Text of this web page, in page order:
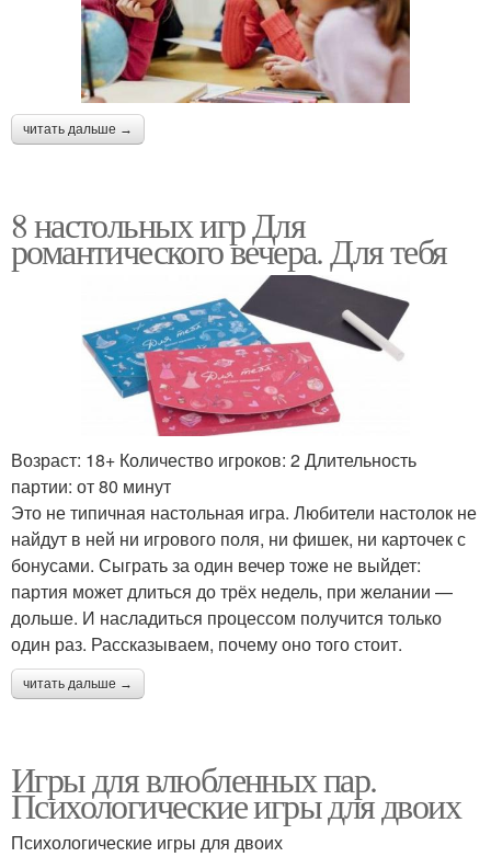
читать дальше →
8 настольных игр Для
романтического вечера. Для тебя
Возраст: 18+ Количество игроков: 2 Длительность
партии: от 80 минут
Это не типичная настольная игра. Любители настолок не
найдут в ней ни игрового поля, ни фишек, ни карточек с
бонусами. Сыграть за один вечер тоже не выйдет:
партия может длиться до трёх недель, при желании —
дольше. И насладиться процессом получится только
один раз. Рассказываем, почему оно того стоит.
читать дальше →
Игры для влюбленных пар.
Психологические игры для двоих
Психологические игры для двоих